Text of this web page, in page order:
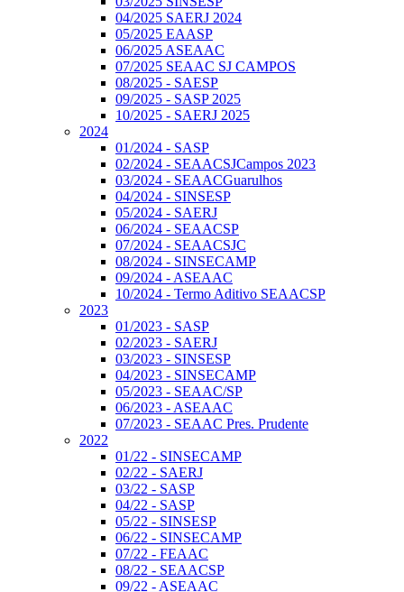
04/2025 SAERJ 2024
05/2025 EAASP
06/2025 ASEAAC
07/2025 SEAAC SJ CAMPOS
08/2025 - SAESP
09/2025 - SASP 2025
10/2025 - SAERJ 2025
2024
01/2024 - SASP
02/2024 - SEAACSJCampos 2023
03/2024 - SEAACGuarulhos
04/2024 - SINSESP
05/2024 - SAERJ
06/2024 - SEAACSP
07/2024 - SEAACSJC
08/2024 - SINSECAMP
09/2024 - ASEAAC
10/2024 - Termo Aditivo SEAACSP
2023
01/2023 - SASP
02/2023 - SAERJ
03/2023 - SINSESP
04/2023 - SINSECAMP
05/2023 - SEAAC/SP
06/2023 - ASEAAC
07/2023 - SEAAC Pres. Prudente
2022
01/22 - SINSECAMP
02/22 - SAERJ
03/22 - SASP
04/22 - SASP
05/22 - SINSESP
06/22 - SINSECAMP
07/22 - FEAAC
08/22 - SEAACSP
09/22 - ASEAAC